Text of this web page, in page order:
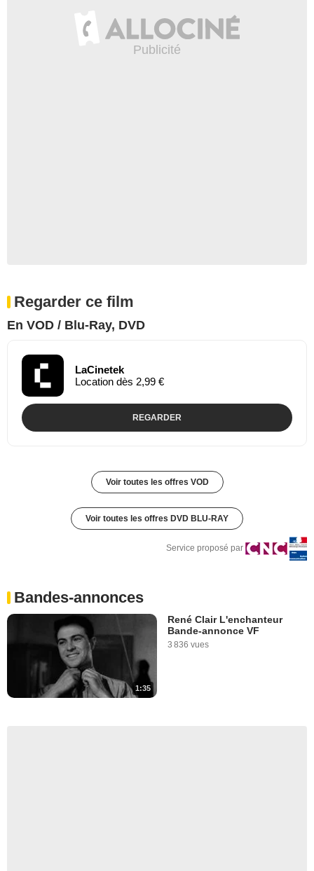
Regarder ce film
En VOD / Blu-Ray, DVD
LaCinetek
Location dès 2,99 €
REGARDER
Voir toutes les offres VOD
Voir toutes les offres DVD BLU-RAY
Service proposé par
Bandes-annonces
1:35
René Clair L'enchanteur
Bande-annonce VF
3 836 vues